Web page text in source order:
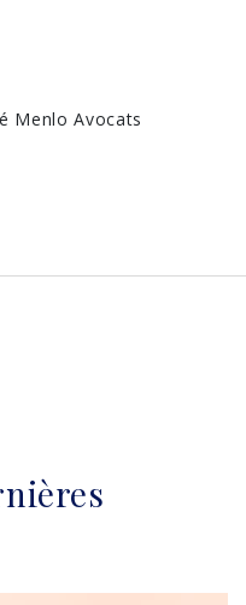
Menlo Avocats